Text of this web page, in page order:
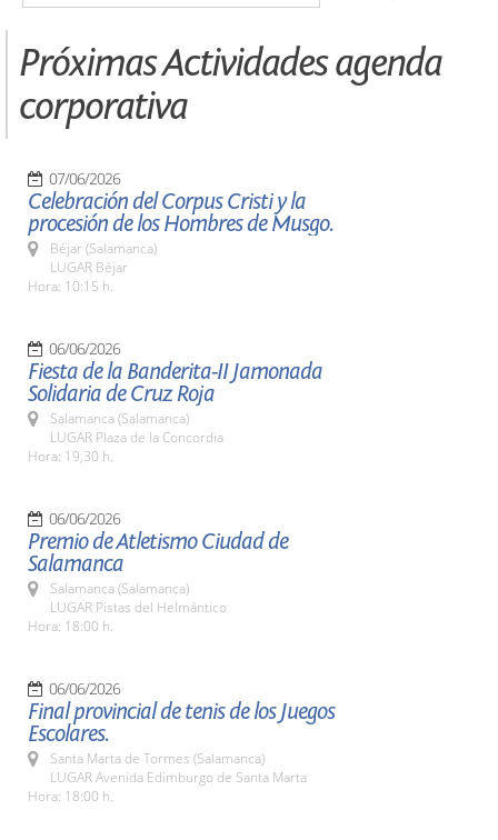
Próximas Actividades agenda
corporativa
07/06/2026
Celebración del Corpus Cristi y la
procesión de los Hombres de Musgo.
Béjar (Salamanca)
LUGAR Béjar
Hora: 10:15 h.
06/06/2026
Fiesta de la Banderita-II Jamonada
Solidaria de Cruz Roja
Salamanca (Salamanca)
LUGAR Plaza de la Concordia
Hora: 19,30 h.
06/06/2026
Premio de Atletismo Ciudad de
Salamanca
Salamanca (Salamanca)
LUGAR Pistas del Helmántico
Hora: 18:00 h.
06/06/2026
Final provincial de tenis de los Juegos
Escolares.
Santa Marta de Tormes (Salamanca)
LUGAR Avenida Edimburgo de Santa Marta
Hora: 18:00 h.